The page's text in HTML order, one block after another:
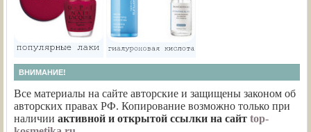
ВНИМАНИЕ!
Все материалы на сайте авторские и защищены законом об
авторских правах РФ. Копирование возможно только при
наличии активной и открытой ссылки на сайт top-